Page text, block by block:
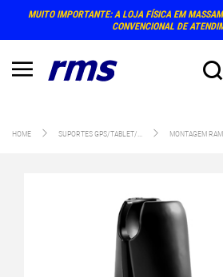
MUITO IMPORTANTE: A LOJA FÍSICA EM
CONVENCIONAL DE
HOME SUPORTES GPS/TABLET/... MONTAGEM RAM